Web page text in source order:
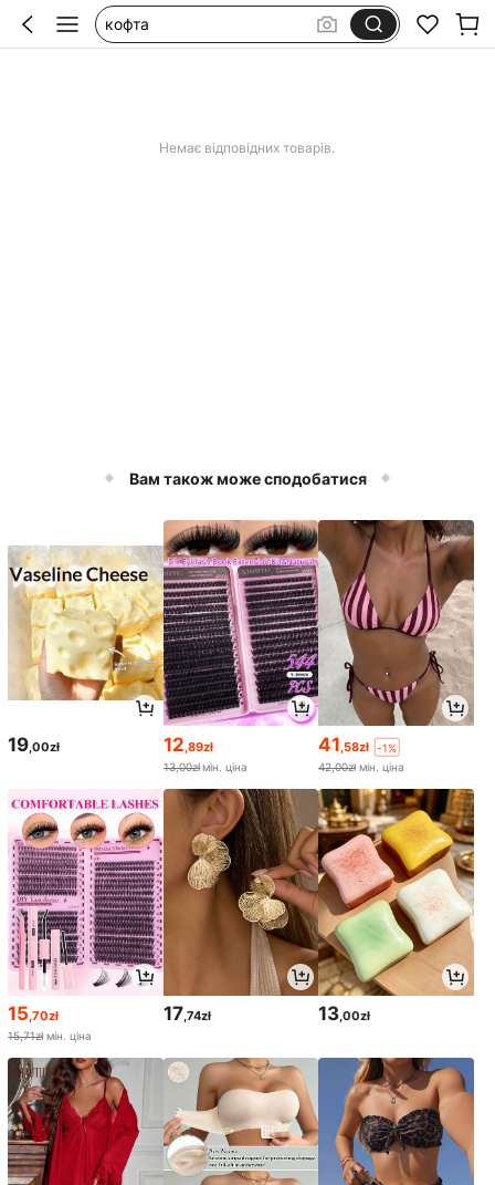
кофта
Немає відповідних товарів.
Вам також може сподобатися
19 ,00zł 12 ,89zł
13,00złмін. ціна
41 ,58zł
-1%
42,00zł мін. ціна
15,70zł
15,71zł мін. ціна
17,74zł 13,00zł